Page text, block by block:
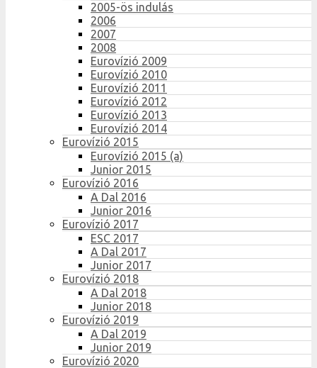
2005-ös indulás
2006
2007
2008
Eurovízió 2009
Eurovízió 2010
Eurovízió 2011
Eurovízió 2012
Eurovízió 2013
Eurovízió 2014
Eurovízió 2015
Eurovízió 2015 (a)
Junior 2015
Eurovízió 2016
A Dal 2016
Junior 2016
Eurovízió 2017
ESC 2017
A Dal 2017
Junior 2017
Eurovízió 2018
A Dal 2018
Junior 2018
Eurovízió 2019
A Dal 2019
Junior 2019
Eurovízió 2020